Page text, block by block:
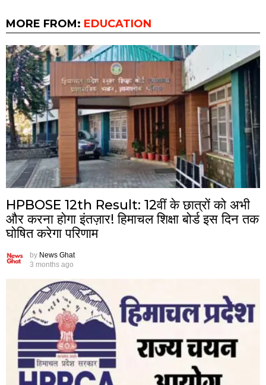
MORE FROM: EDUCATION
HPBOSE 12th Result: 12वीं के छात्रों को अभी
और करना होगा इंतज़ार! हिमाचल शिक्षा बोर्ड इस दिन तक
घोषित करेगा परिणाम
by News Ghat
3 months ago